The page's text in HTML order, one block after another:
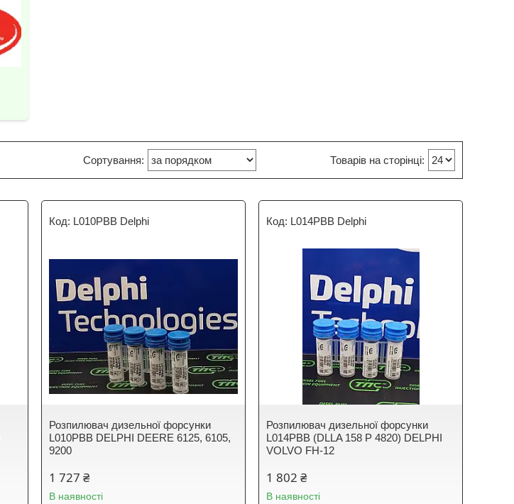
L010PBB Delphi
Розпилювач дизельної форсунки
L010PBB DELPHI DEERE 6125, 6105,
9200
1 727 ₴
В наявності
L014PBB Delphi
Розпилювач дизельної форсунки
L014PBB (DLLA 158 P 4820) DELPHI
VOLVO FH-12
1 802 ₴
В наявності